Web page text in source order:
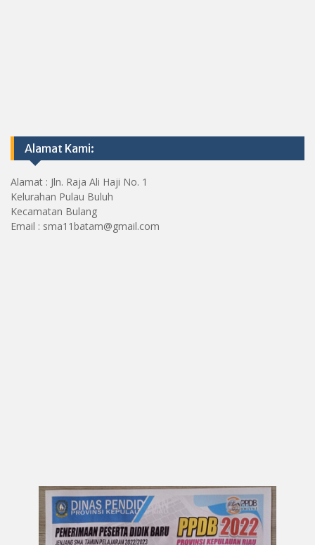
Alamat Kami:
Alamat : Jln. Raja Ali Haji No. 1
Kelurahan Pulau Buluh
Kecamatan Bulang
Email : sma11batam@gmail.com